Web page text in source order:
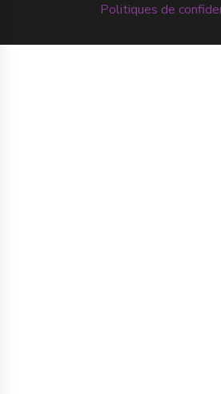
Politiques de